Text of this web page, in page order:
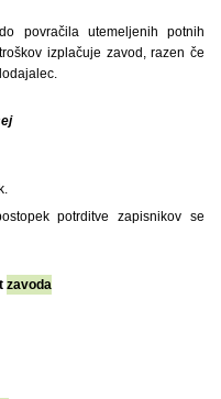
povračila utemeljenih potnih
izplačuje zavod, razen če
potrditve zapisnikov se
zavoda